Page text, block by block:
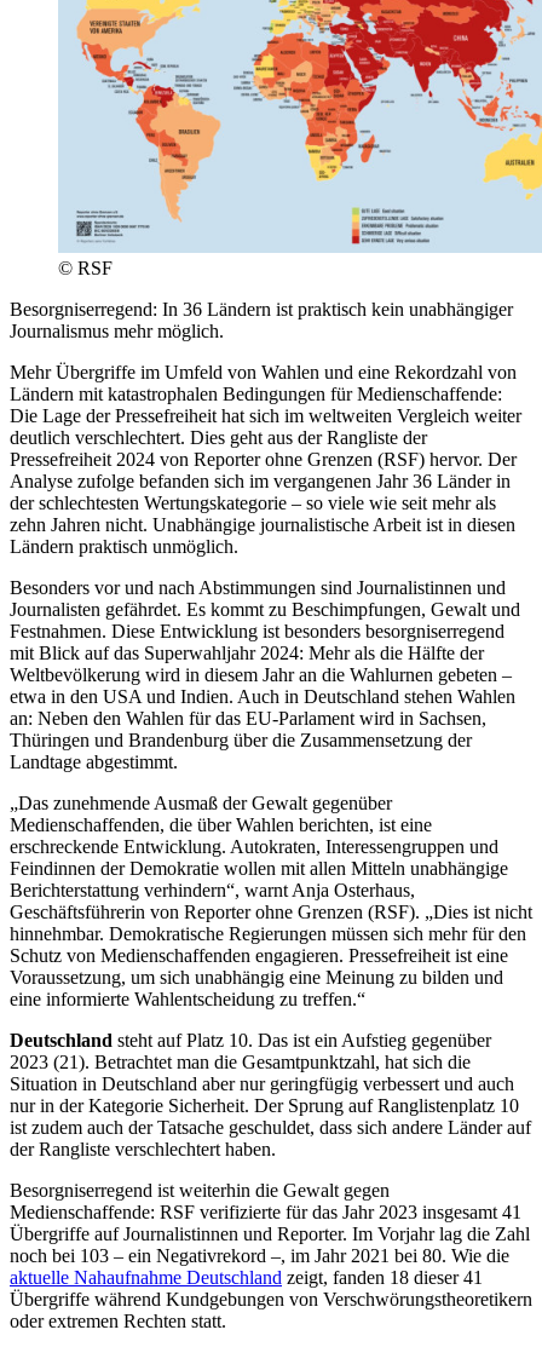
© RSF
Besorgniserregend: In 36 Ländern ist praktisch kein unabhängiger
Journalismus mehr möglich.
Mehr Übergriffe im Umfeld von Wahlen und eine Rekordzahl von
Ländern mit katastrophalen Bedingungen für Medienschaffende:
Die Lage der Pressefreiheit hat sich im weltweiten Vergleich weiter
deutlich verschlechtert. Dies geht aus der Rangliste der
Pressefreiheit 2024 von Reporter ohne Grenzen (RSF) hervor. Der
Analyse zufolge befanden sich im vergangenen Jahr 36 Länder in
der schlechtesten Wertungskategorie – so viele wie seit mehr als
zehn Jahren nicht. Unabhängige journalistische Arbeit ist in diesen
Ländern praktisch unmöglich.
Besonders vor und nach Abstimmungen sind Journalistinnen und
Journalisten gefährdet. Es kommt zu Beschimpfungen, Gewalt und
Festnahmen. Diese Entwicklung ist besonders besorgniserregend
mit Blick auf das Superwahljahr 2024: Mehr als die Hälfte der
Weltbevölkerung wird in diesem Jahr an die Wahlurnen gebeten –
etwa in den USA und Indien. Auch in Deutschland stehen Wahlen
an: Neben den Wahlen für das EU-Parlament wird in Sachsen,
Thüringen und Brandenburg über die Zusammensetzung der
Landtage abgestimmt.
„Das zunehmende Ausmaß der Gewalt gegenüber
Medienschaffenden, die über Wahlen berichten, ist eine
erschreckende Entwicklung. Autokraten, Interessengruppen und
Feindinnen der Demokratie wollen mit allen Mitteln unabhängige
Berichterstattung verhindern“, warnt Anja Osterhaus,
Geschäftsführerin von Reporter ohne Grenzen (RSF). „Dies ist nicht
hinnehmbar. Demokratische Regierungen müssen sich mehr für den
Schutz von Medienschaffenden engagieren. Pressefreiheit ist eine
Voraussetzung, um sich unabhängig eine Meinung zu bilden und
eine informierte Wahlentscheidung zu treffen.“
Deutschland steht auf Platz 10. Das ist ein Aufstieg gegenüber
2023 (21). Betrachtet man die Gesamtpunktzahl, hat sich die
Situation in Deutschland aber nur geringfügig verbessert und auch
nur in der Kategorie Sicherheit. Der Sprung auf Ranglistenplatz 10
ist zudem auch der Tatsache geschuldet, dass sich andere Länder auf
der Rangliste verschlechtert haben.
Besorgniserregend ist weiterhin die Gewalt gegen
Medienschaffende: RSF verifizierte für das Jahr 2023 insgesamt 41
Übergriffe auf Journalistinnen und Reporter. Im Vorjahr lag die Zahl
noch bei 103 – ein Negativrekord –, im Jahr 2021 bei 80. Wie die
aktuelle Nahaufnahme Deutschland zeigt, fanden 18 dieser 41
Übergriffe während Kundgebungen von Verschwörungstheoretikern
oder extremen Rechten statt.